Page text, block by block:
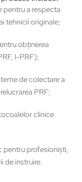
a respecta
tehnicii originale;
obținerea
I-PRF);
de colectare a
PRF;
clinice
pentru profesioniști,
de instruire.